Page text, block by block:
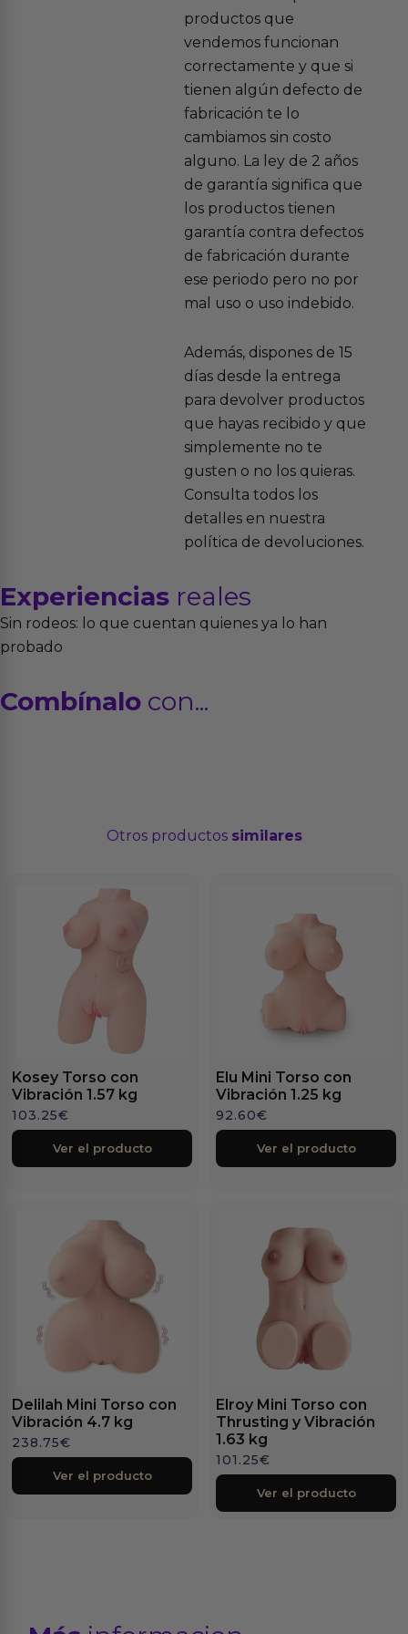
productos que
vendemos funcionan
correctamente y que si
tienen algún defecto de
fabricación te lo
cambiamos sin costo
alguno. La ley de 2 años
de garantía significa que
los productos tienen
garantía contra defectos
de fabricación durante
ese periodo pero no por
mal uso o uso indebido.
Además, dispones de 15
días desde la entrega
para devolver productos
que hayas recibido y que
simplemente no te
gusten o no los quieras.
Consulta todos los
detalles en nuestra
política de devoluciones.
Experiencias reales
Sin rodeos: lo que cuentan quienes ya lo han
probado
Combínalo con...
Otros productos similares
Kosey Torso con
Vibración 1.57 kg
103.25€
Ver el producto
Elu Mini Torso con
Vibración 1.25 kg
92.60€
Ver el producto
Delilah Mini Torso con
Vibración 4.7 kg
238.75€
Ver el producto
Elroy Mini Torso con
Thrusting y Vibración
1.63 kg
101.25€
Ver el producto